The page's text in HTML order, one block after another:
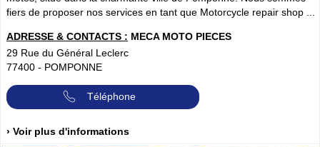
fiers de proposer nos services en tant que Motorcycle repair shop ...
ADRESSE & CONTACTS : MECA MOTO PIECES
29 Rue du Général Leclerc
77400 - POMPONNE
Téléphone
› Voir plus d'informations